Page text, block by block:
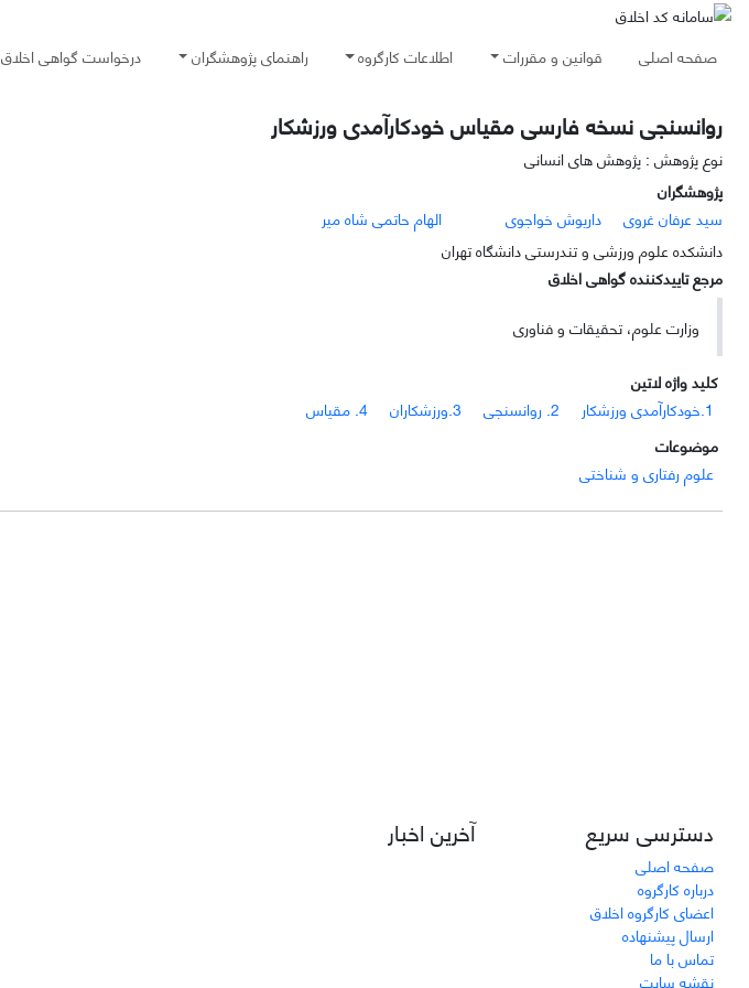
صفحه اصلی قوانین و مقررات اطلاعات کارگروه راهنمای پژوهشگران درخواست گواهی اخلاق
روانسنجی نسخه فارسی مقیاس خودکارآمدی ورزشکار
نوع پژوهش : پژوهش های انسانی
پژوهشگران
سید عرفان غروی
داریوش خواجوی
الهام حاتمی شاه میر
دانشکده علوم ورزشی و تندرستی دانشگاه تهران
مرجع تاییدکننده گواهی اخلاق
وزارت علوم، تحقیقات و فناوری
کلید واژه لاتین
1.خودکارآمدی ورزشکار
2. روانسنجی 3.ورزشکاران
4. مقیاس
موضوعات
علوم رفتاری و شناختی
دسترسی سریع
صفحه اصلی
درباره کارگروه
اعضای کارگروه اخلاق
ارسال پیشنهاده
تماس با ما
نقشه سایت
آخرین اخبار